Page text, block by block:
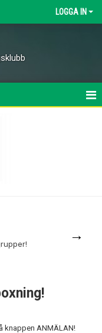
LOGGA IN
→
knappen ANMÄLAN!